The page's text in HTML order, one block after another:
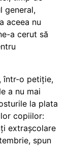
general,
aceea nu
a cerut să
într-o petiție,
a nu mai
la plata
copiilor:
extrașcolare
spun